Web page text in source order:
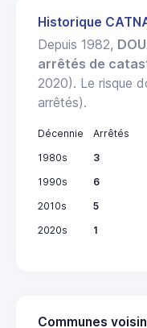
Historique
Depuis 1982,
arrêtés de
2020). Le risque
arrêtés).
Décennie
Arrêtés
1980s
3
1990s
6
2010s
5
2020s
1
Communes